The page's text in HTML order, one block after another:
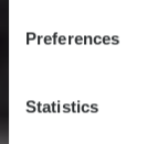
Preferences
Statistics